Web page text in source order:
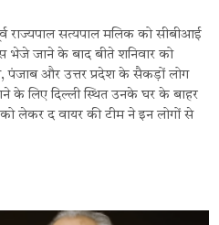
राज्यपाल सत्यपाल मलिक को सीबीआई
भेजे जाने के बाद बीते शनिवार को
पंजाब और उत्तर प्रदेश के सैकड़ों लोग
के लिए दिल्ली स्थित उनके घर के बाहर
लेकर द वायर की टीम ने इन लोगों से